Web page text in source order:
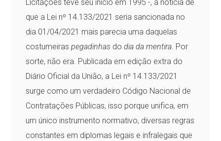
Licitações teve seu início em 1995 -, a notícia de
que a Lei nº 14.133/2021 seria sancionada no
dia 01/04/2021 mais parecia uma daquelas
costumeiraspegadinhas dodia da mentira. Por
sorte, não era. Publicada em edição extra do
Diário Oficial da União, a Lei nº 14.133/2021
surge como um verdadeiro Código Nacional de
Contratações Públicas, isso porque unifica, em
um único instrumento normativo, diversas regras
constantes em diplomas legais e infralegais que